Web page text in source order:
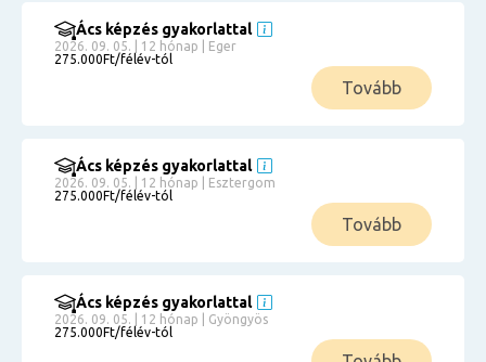
Ács képzés gyakorlattal
2026. 09. 05. | 12 hónap | Eger
275.000Ft/félév-tól
Tovább
Ács képzés gyakorlattal
2026. 09. 05. | 12 hónap | Esztergom
275.000Ft/félév-tól
Tovább
Ács képzés gyakorlattal
2026. 09. 05. | 12 hónap | Gyöngyös
275.000Ft/félév-tól